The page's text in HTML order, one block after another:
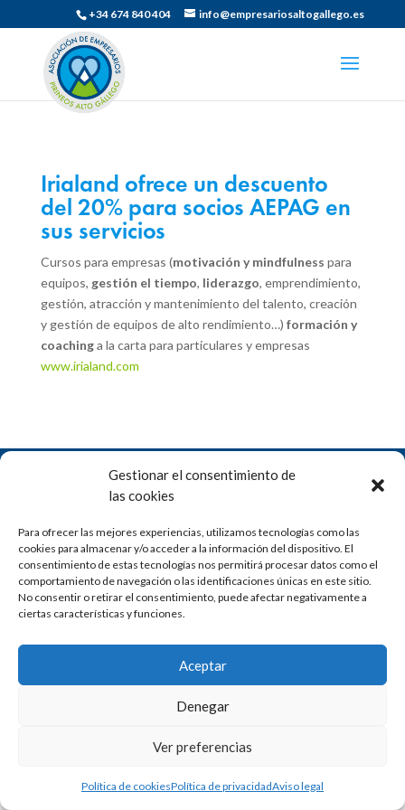
Gestionar el consentimiento de
las cookies
Para ofrecer las mejores experiencias, utilizamos tecnologías como las
cookies para almacenar y/o acceder a la información del dispositivo. El
consentimiento de estas tecnologías nos permitirá procesar datos como el
comportamiento de navegación o las identificaciones únicas en este sitio.
No consentir o retirar el consentimiento, puede afectar negativamente a
ciertas características y funciones.
Aceptar
Denegar
Ver preferencias
Política de cookiesPolítica de privacidadAviso legal
+34 674 840 404 info@empresariosaltogallego.es
Irialand ofrece un descuento
del 20% para socios AEPAG en
sus servicios
Cursos para empresas (motivación y mindfulness para
equipos, gestión el tiempo, liderazgo, emprendimiento,
gestión, atracción y mantenimiento del talento, creación
y gestión de equipos de alto rendimiento…) formación y
coachinga la carta para particulares y empresas
www.irialand.com
Financiado por la Unión Europea – NextGenerationEU
Asociación Empresarios Pirineos Alto Gállego –
Legal|Política de privacidad|Política de cookies